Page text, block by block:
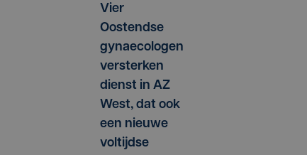
Vier
Oostendse
gynaecologen
versterken
dienst in AZ
West, dat ook
een nieuwe
voltijdse